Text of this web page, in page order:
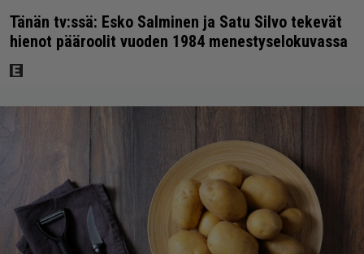
Tänän tv:ssä: Esko Salminen ja Satu Silvo tekevät
hienot pääroolit vuoden 1984 menestyselokuvassa